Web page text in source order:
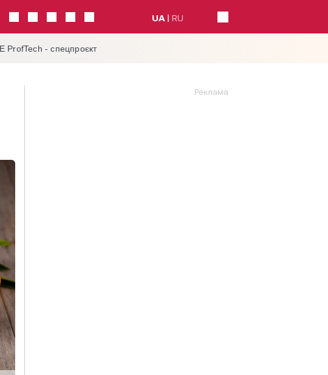
UA RU
ProfTech - спецпроєкт
Реклама